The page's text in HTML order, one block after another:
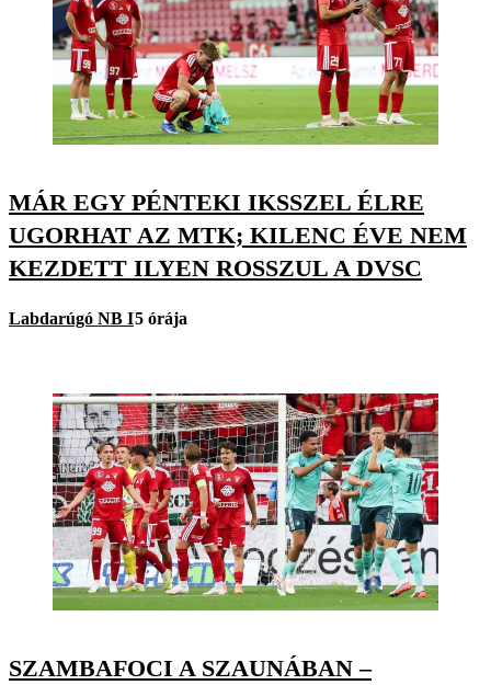
MÁR EGY PÉNTEKI IKSSZEL ÉLRE
UGORHAT AZ MTK; KILENC ÉVE NEM
KEZDETT ILYEN ROSSZUL A DVSC
Labdarúgó NB I5 órája
SZAMBAFOCI A SZAUNÁBAN –